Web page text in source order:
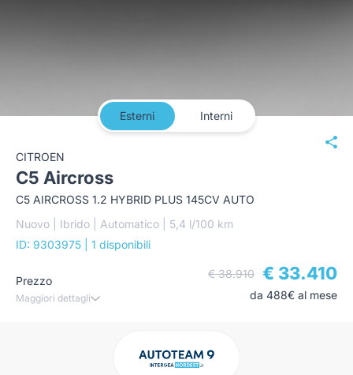
Esterni Interni
CITROEN
C5 Aircross
C5 AIRCROSS 1.2 HYBRID PLUS 145CV AUTO
Nuovo | Ibrido | Automatico | 5,4 l/100 km
ID: 9303975
| 1 disponibili
Prezzo
Maggiori dettagli
€ 38.910 € 33.410
da 488€ al mese